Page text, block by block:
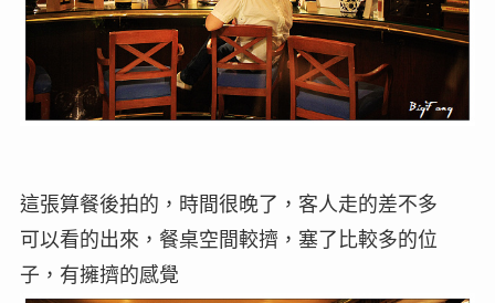
這張算餐後拍的，時間很晚了，客人走的差不多
可以看的出來，餐桌空間較擠，塞了比較多的位
子，有擁擠的感覺